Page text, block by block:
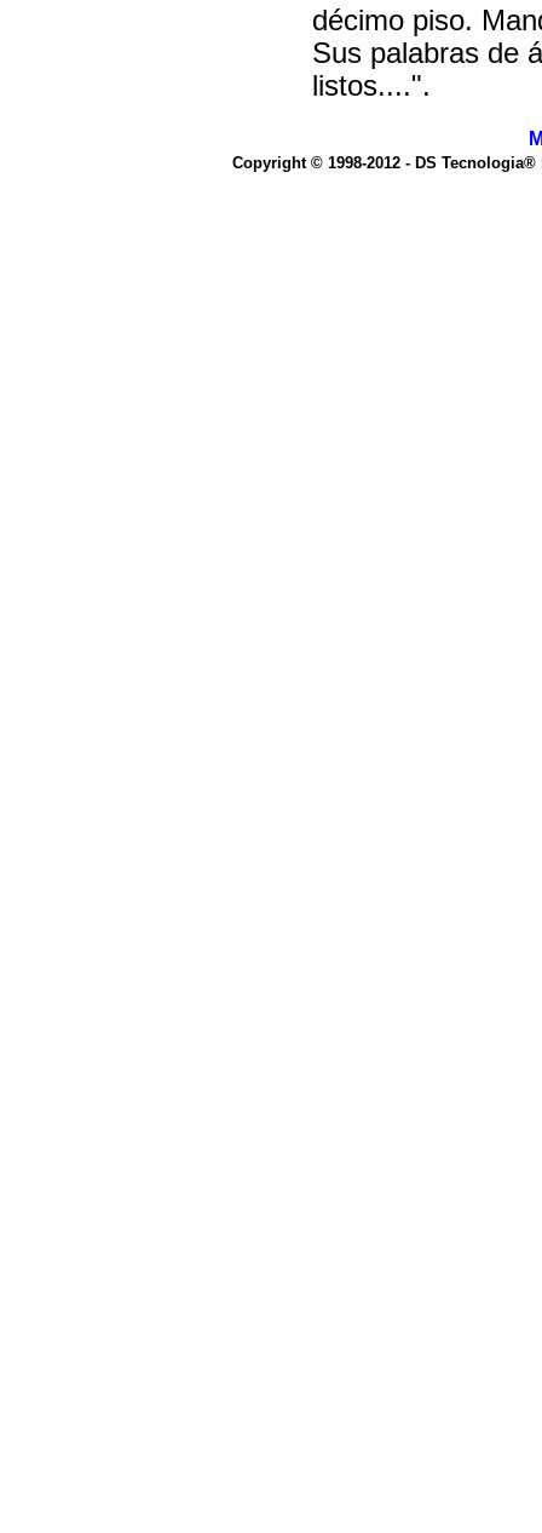
décimo piso.
Sus palabras de
listos....".
Copyright © 1998-2012 - DS Tecnologia®